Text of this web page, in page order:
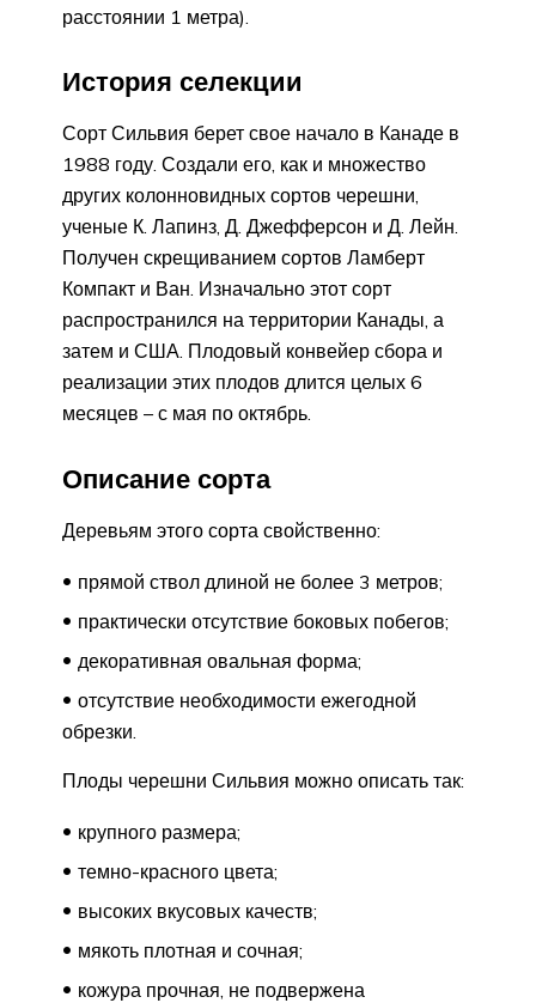
расстоянии 1 метра).
История селекции
Сорт Сильвия берет свое начало в Канаде в
1988 году. Создали его, как и множество
других колонновидных сортов черешни,
ученые К. Лапинз, Д. Джефферсон и Д. Лейн.
Получен скрещиванием сортов Ламберт
Компакт и Ван. Изначально этот сорт
распространился на территории Канады, а
затем и США. Плодовый конвейер сбора и
реализации этих плодов длится целых 6
месяцев – с мая по октябрь.
Описание сорта
Деревьям этого сорта свойственно:
прямой ствол длиной не более 3 метров;
практически отсутствие боковых побегов;
декоративная овальная форма;
отсутствие необходимости ежегодной
обрезки.
Плоды черешни Сильвия можно описать так:
крупного размера;
темно-красного цвета;
высоких вкусовых качеств;
мякоть плотная и сочная;
кожура прочная, не подвержена